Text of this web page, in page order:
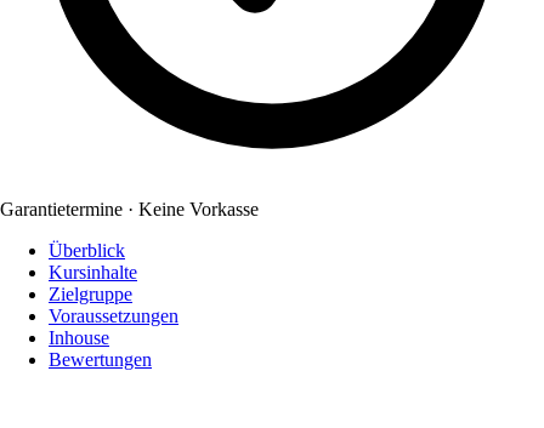
Garantietermine · Keine Vorkasse
Überblick
Kursinhalte
Zielgruppe
Voraussetzungen
Inhouse
Bewertungen